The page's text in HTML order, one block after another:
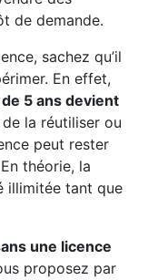
de demande.
sachez qu’il
En effet,
5 ans devient
la réutiliser ou
peut rester
théorie, la
illimitée tant que
une licence
proposez par